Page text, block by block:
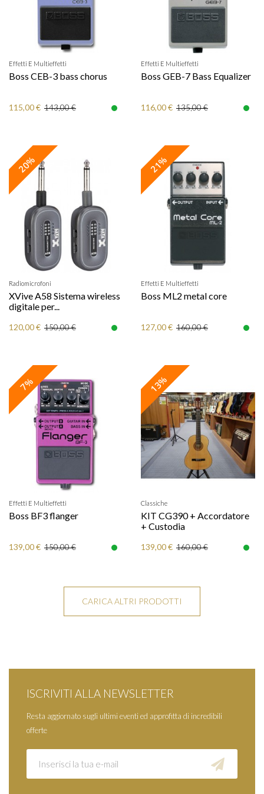
Effetti E Multieffetti
Boss CEB-3 bass chorus
115,00 € 143,00 €
Effetti E Multieffetti
Boss GEB-7 Bass Equalizer
116,00 € 135,00 €
20%
Radiomicrofoni
XVive A58 Sistema wireless
digitale per...
120,00 € 150,00 €
21%
Effetti E Multieffetti
Boss ML2 metal core
127,00 € 160,00 €
7%
Effetti E Multieffetti
Boss BF3 flanger
139,00 € 150,00 €
13%
Classiche
KIT CG390 + Accordatore
+ Custodia
139,00 € 160,00 €
CARICA ALTRI PRODOTTI
ISCRIVITI ALLA NEWSLETTER
Resta aggiornato sugli ultimi eventi ed approfitta di incredibili
offerte